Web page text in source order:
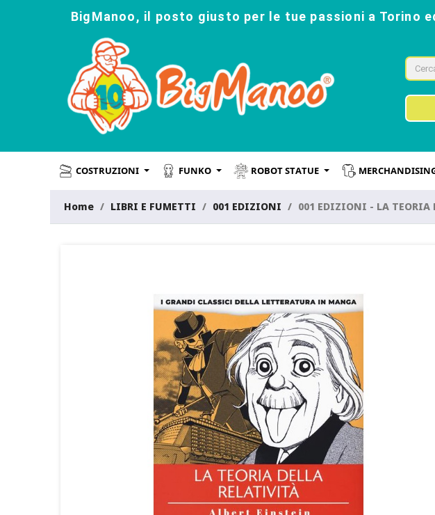
BigManoo, il posto giusto per le tue passioni a Torino
COSTRUZIONI FUNKO ROBOT STATUE
Home LIBRI E FUMETTI 001 EDIZIONI 001 EDIZIONI - LA TEORIA